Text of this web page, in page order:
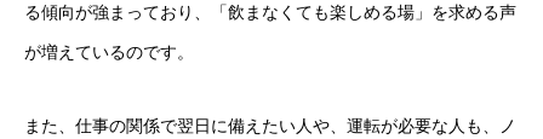
る傾向が強まっており、「飲まなくても楽しめる場」を求める声
が増えているのです。
また、仕事の関係で翌日に備えたい人や、運転が必要な人も、ノ